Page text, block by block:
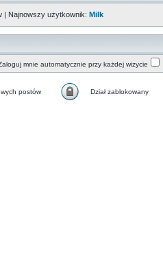
| Najnowszy użytkownik: Milk
mnie automatycznie przy każdej wizycie
postów Dział zablokowany